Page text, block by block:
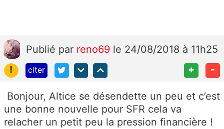
Publié par reno69 le 24/08/2018 à 11h25
!
citer + -
Bonjour, Altice se désendette un peu et c’est
une bonne nouvelle pour SFR cela va
relacher un petit peu la pression financière !